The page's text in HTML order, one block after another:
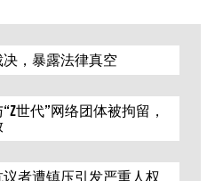
，暴露法律真空
世代”网络团体被拘留，
者遭镇压引发严重人权